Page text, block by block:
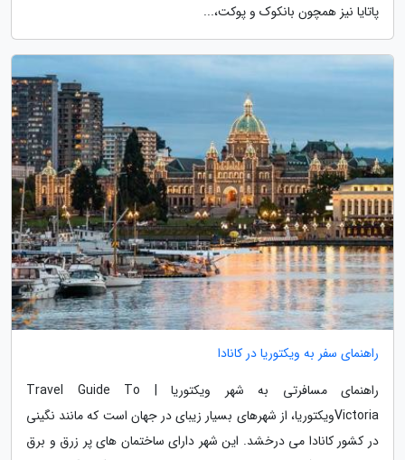
پاتایا نیز همچون بانکوک و پوکت،...
راهنمای سفر به ویکتوریا در کانادا
راهنمای مسافرتی به شهر ویکتوریا | Travel Guide To
Victoriaویکتوریا، از شهرهای بسیار زیبای در جهان است که مانند نگینی
در کشور کانادا می درخشد. این شهر دارای ساختمان های پر زرق و برق